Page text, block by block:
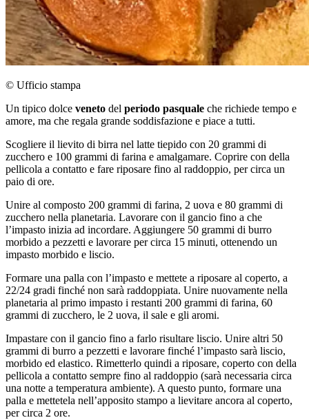
© Ufficio stampa
Un tipico dolce veneto del periodo pasquale che richiede tempo e
amore, ma che regala grande soddisfazione e piace a tutti.
Scogliere il lievito di birra nel latte tiepido con 20 grammi di
zucchero e 100 grammi di farina e amalgamare. Coprire con della
pellicola a contatto e fare riposare fino al raddoppio, per circa un
paio di ore.
Unire al composto 200 grammi di farina, 2 uova e 80 grammi di
zucchero nella planetaria. Lavorare con il gancio fino a che
l’impasto inizia ad incordare. Aggiungere 50 grammi di burro
morbido a pezzetti e lavorare per circa 15 minuti, ottenendo un
impasto morbido e liscio.
Formare una palla con l’impasto e mettete a riposare al coperto, a
22/24 gradi finché non sarà raddoppiata. Unire nuovamente nella
planetaria al primo impasto i restanti 200 grammi di farina, 60
grammi di zucchero, le 2 uova, il sale e gli aromi.
Impastare con il gancio fino a farlo risultare liscio. Unire altri 50
grammi di burro a pezzetti e lavorare finché l’impasto sarà liscio,
morbido ed elastico. Rimetterlo quindi a riposare, coperto con della
pellicola a contatto sempre fino al raddoppio (sarà necessaria circa
una notte a temperatura ambiente). A questo punto, formare una
palla e mettetela nell’apposito stampo a lievitare ancora al coperto,
per circa 2 ore.